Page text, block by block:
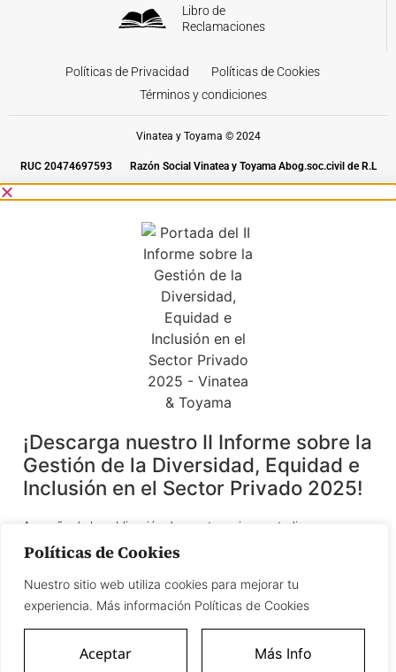
Políticas de Cookies
Nuestro sitio web utiliza cookies para mejorar tu
experiencia. Más información Políticas de Cookies
Aceptar Más Info
Libro de
Reclamaciones
Políticas de Privacidad
Políticas de Cookies
Términos y condiciones
Vinatea y Toyama © 2024
RUC 20474697593 Razón Social Vinatea y Toyama Abog.soc.civil de R.L
¡Descarga nuestro II Informe sobre la
Gestión de la Diversidad, Equidad e
Inclusión en el Sector Privado 2025!
A un año de la publicación de nuestro primer estudio,
presentamos el II Informe sobre la gestión de la Diversidad,
Equidad e Inclusión (DEI) en el sector privado, en un contexto en
el que las organizaciones enfrentan el reto de consolidar
políticas inclusivas más allá de coyunturas o tendencias.
Haz clic aquí